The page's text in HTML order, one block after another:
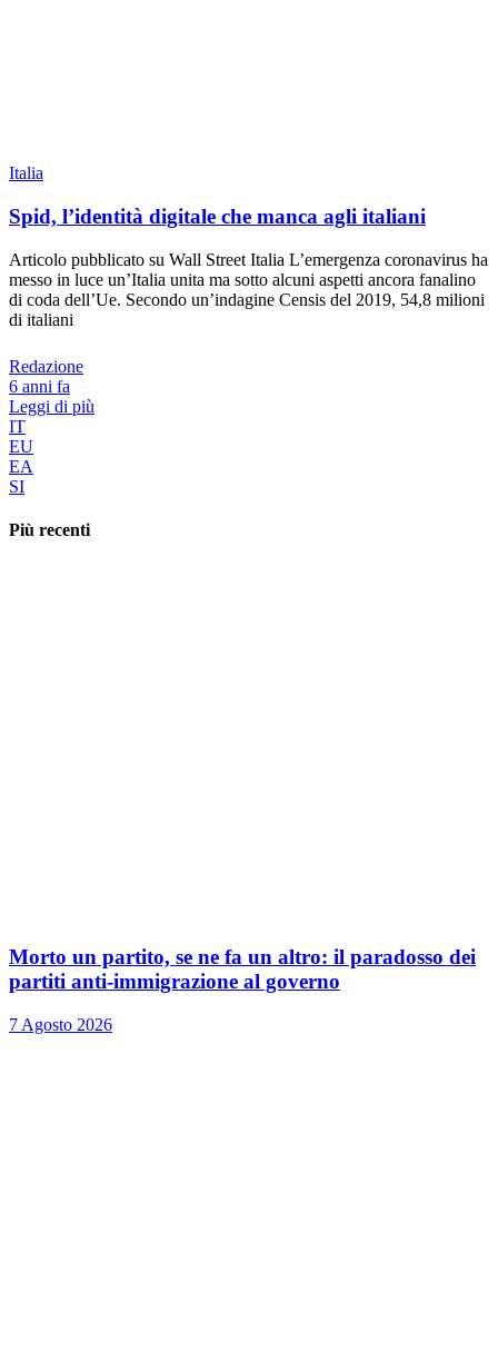
Italia
Spid, l’identità digitale che manca agli italiani
Articolo pubblicato su Wall Street Italia L’emergenza coronavirus ha
messo in luce un’Italia unita ma sotto alcuni aspetti ancora fanalino
di coda dell’Ue. Secondo un’indagine Censis del 2019, 54,8 milioni
di italiani
Redazione
6 anni fa
Leggi di più
IT
EU
EA
SI
Più recenti
Morto un partito, se ne fa un altro: il paradosso dei
partiti anti-immigrazione al governo
7 Agosto 2026